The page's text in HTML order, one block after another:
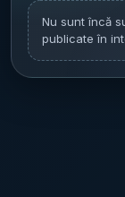
Nu sunt încă
publicate în